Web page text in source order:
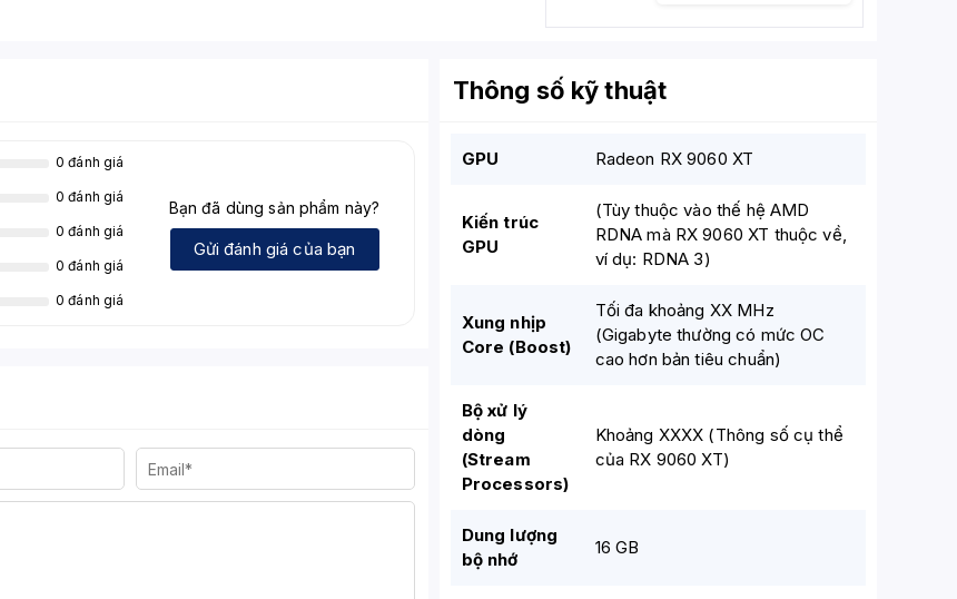
0 đánh giá
0 đánh giá
0 đánh giá
0 đánh giá
0 đánh giá
Bạn đã dùng sản phẩm này?
Gửi đánh giá của bạn
Thông số kỹ thuật
GPU Radeon RX 9060 XT
Kiến trúc
GPU
(Tùy thuộc vào thế hệ AMD
RDNA mà RX 9060 XT thuộc về,
ví dụ: RDNA 3)
Xung nhịp
Core (Boost)
Tối đa khoảng XX MHz
(Gigabyte thường có mức OC
cao hơn bản tiêu chuẩn)
Bộ xử lý
dòng
(Stream
Processors)
Khoảng XXXX (Thông số cụ thể
của RX 9060 XT)
Dung lượng
bộ nhớ
16 GB